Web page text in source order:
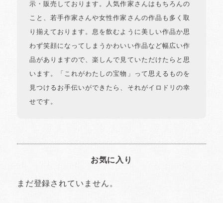
示・販売しております。人気作家さんはもちろんの
こと、若手作家さんや女性作家さんの作品も多く取
り揃えております。息を飲むように美しい作品か思
わず笑顔になってしまうかわいい作品など幅広い作
品がありますので、楽しんで見ていただけたらと思
います。「これがわたしの宝物」って思えるものを
見つけるお手伝いができたら、それがイロドリの幸
せです。
お気に入り
まだ登録されていません。